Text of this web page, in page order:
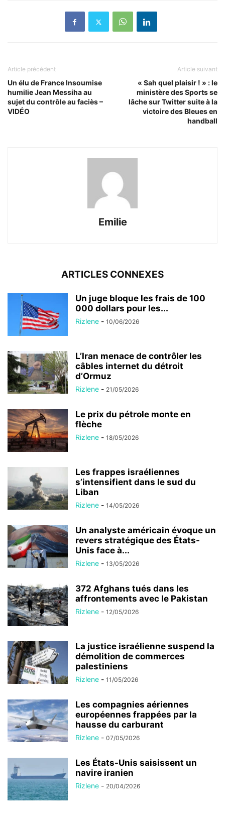
Article précédent
Un élu de France Insoumise
humilie Jean Messiha au
sujet du contrôle au faciès –
VIDÉO
Article suivant
« Sah quel plaisir ! » : le
ministère des Sports se
lâche sur Twitter suite à la
victoire des Bleues en
handball
Emilie
ARTICLES CONNEXES
Un juge bloque les frais de 100
000 dollars pour les...
Rizlene - 10/06/2026
L’Iran menace de contrôler les
câbles internet du détroit
d’Ormuz
Rizlene - 21/05/2026
Le prix du pétrole monte en
flèche
Rizlene - 18/05/2026
Les frappes israéliennes
s’intensifient dans le sud du
Liban
Rizlene - 14/05/2026
Un analyste américain évoque un
revers stratégique des États-
Unis face à...
Rizlene - 13/05/2026
372 Afghans tués dans les
affrontements avec le Pakistan
Rizlene - 12/05/2026
La justice israélienne suspend la
démolition de commerces
palestiniens
Rizlene - 11/05/2026
Les compagnies aériennes
européennes frappées par la
hausse du carburant
Rizlene - 07/05/2026
Les États-Unis saisissent un
navire iranien
Rizlene - 20/04/2026